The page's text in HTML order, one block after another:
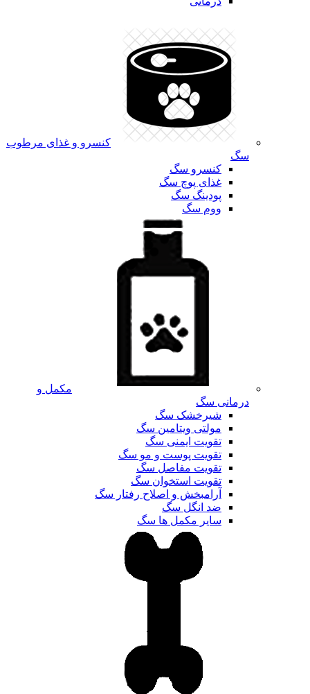
کنسرو و غذای مرطوب
سگ
کنسرو سگ
غذای پوچ سگ
پودینگ سگ
ووم سگ
مکمل و
درمانی سگ
شیرخشک سگ
مولتی ویتامین سگ
تقویت ایمنی سگ
تقویت پوست و مو سگ
تقویت مفاصل سگ
تقویت استخوان سگ
آرامبخش و اصلاح رفتار سگ
ضد انگل سگ
سایر مکمل ها سگ